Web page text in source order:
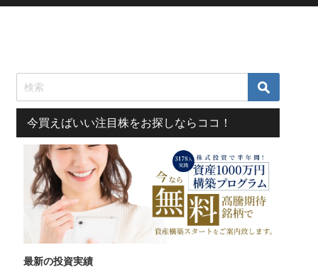
今買えばいい注目株をお探しならココ！
最新の投資実績